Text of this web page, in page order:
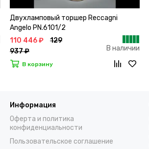
Двухламповый торшер Reccagni
Angelo PN.6101/2
110 446 ₽
129
937 ₽
В наличии
В корзину
Информация
Оферта и политика
конфиденциальности
Пользовательское соглашение